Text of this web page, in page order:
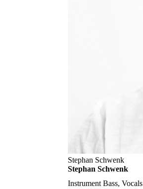
Stephan Schwenk
Stephan Schwenk
Instrument Bass, Vocals